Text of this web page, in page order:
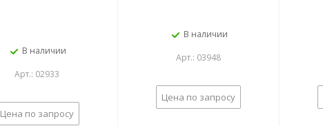
В наличии
Арт.: 02933
Цена по запросу
В наличии
Арт.: 03948
Цена по запросу